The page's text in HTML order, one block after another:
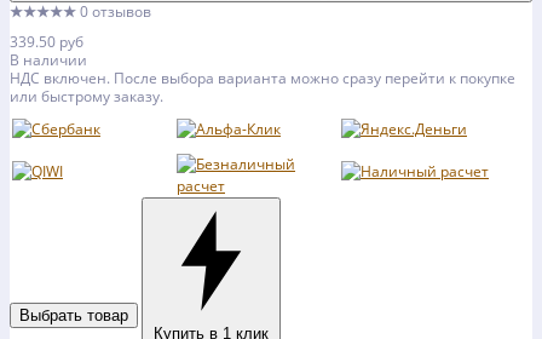
★★★★★0 отзывов
339.50 руб
В наличии
НДС включен. После выбора варианта можно сразу перейти к покупке
или быстрому заказу.
Выбрать товар
Купить в 1 клик